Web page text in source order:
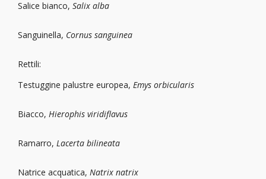
Salice bianco, Salix alba
Sanguinella, Cornus sanguinea
Rettili:
Testuggine palustre europea, Emys orbicularis
Biacco, Hierophis viridiflavus
Ramarro, Lacerta bilineata
Natrice acquatica, Natrix natrix